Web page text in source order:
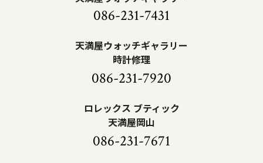
086-231-7431
天満屋ウォッチギャラリー
時計修理
086-231-7920
ロレックス ブティック
天満屋岡山
086-231-7671